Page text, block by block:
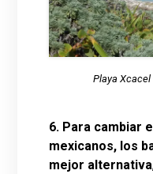
Playa
6. Para cambiar
mexicanos, los
mejor alternativa